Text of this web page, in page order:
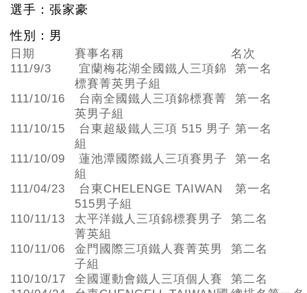
選手：張家豪
性別：男
日期 賽事名稱
名次
111/9/3
宜蘭梅花湖全國鐵人三項錦
標賽菁英男子組
第一名
111/10/16
台南全國鐵人三項錦標賽菁
英男子組
第一名
111/10/15
台東超級鐵人三項 515 男子
組
第一名
111/10/09
蓮池潭國際鐵人三項賽男子
組
第一名
111/04/23
台東CHELENGE TAIWAN
515男子組
第一名
110/11/13
太平洋鐵人三項錦標賽男子
菁英組
第二名
110/11/06
金門國際三項鐵人賽菁英男
子組
第二名
110/10/17 全國運動會鐵人三項個人賽
第二名